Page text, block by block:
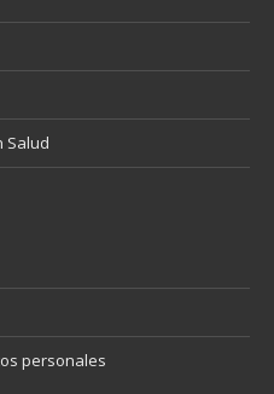
Salud
personales